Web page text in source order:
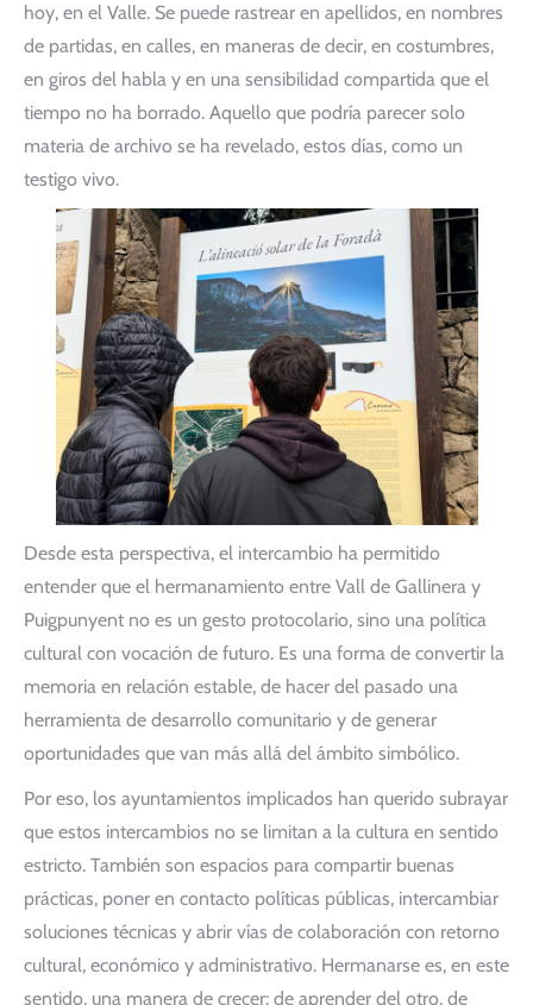
hoy, en el Valle. Se puede rastrear en apellidos, en nombres
de partidas, en calles, en maneras de decir, en costumbres,
en giros del habla y en una sensibilidad compartida que el
tiempo no ha borrado. Aquello que podría parecer solo
materia de archivo se ha revelado, estos días, como un
testigo vivo.
Desde esta perspectiva, el intercambio ha permitido
entender que el hermanamiento entre Vall de Gallinera y
Puigpunyent no es un gesto protocolario, sino una política
cultural con vocación de futuro. Es una forma de convertir la
memoria en relación estable, de hacer del pasado una
herramienta de desarrollo comunitario y de generar
oportunidades que van más allá del ámbito simbólico.
Por eso, los ayuntamientos implicados han querido subrayar
que estos intercambios no se limitan a la cultura en sentido
estricto. También son espacios para compartir buenas
prácticas, poner en contacto políticas públicas, intercambiar
soluciones técnicas y abrir vías de colaboración con retorno
cultural, económico y administrativo. Hermanarse es, en este
sentido, una manera de crecer: de aprender del otro, de